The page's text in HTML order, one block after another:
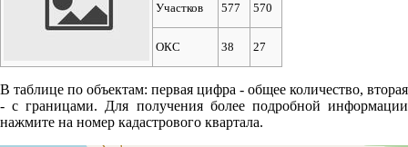
Участков 577 570
ОКС 38 27
В таблице по объектам: первая цифра - общее количество, вторая
- с границами. Для получения более подробной информации
нажмите на номер кадастрового квартала.